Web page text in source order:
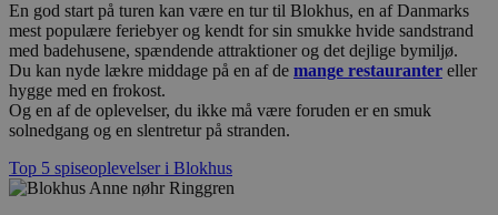
En god start på turen kan være en tur til Blokhus, en af Danmarks
mest populære feriebyer og kendt for sin smukke hvide sandstrand
med badehusene, spændende attraktioner og det dejlige bymiljø.
Du kan nyde lækre middage på en af de mange restauranter eller
hygge med en frokost.
Og en af de oplevelser, du ikke må være foruden er en smuk
solnedgang og en slentretur på stranden.
Top 5 spiseoplevelser i Blokhus